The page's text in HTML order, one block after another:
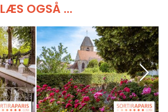
LÆS OGSÅ ...